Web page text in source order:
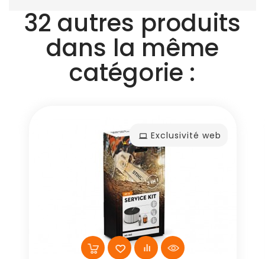
32 autres produits
dans la même
catégorie :
Exclusivité web